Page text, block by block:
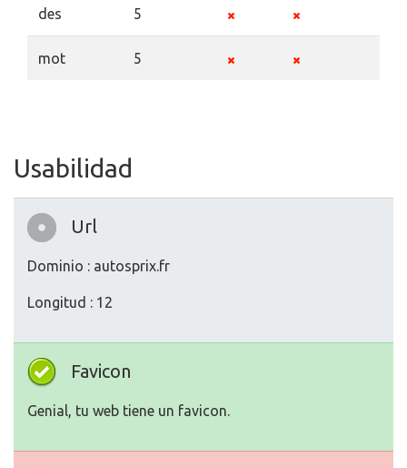
des 5
mot 5
Usabilidad
Url
Dominio : autosprix.fr
Longitud : 12
Favicon
Genial, tu web tiene un favicon.